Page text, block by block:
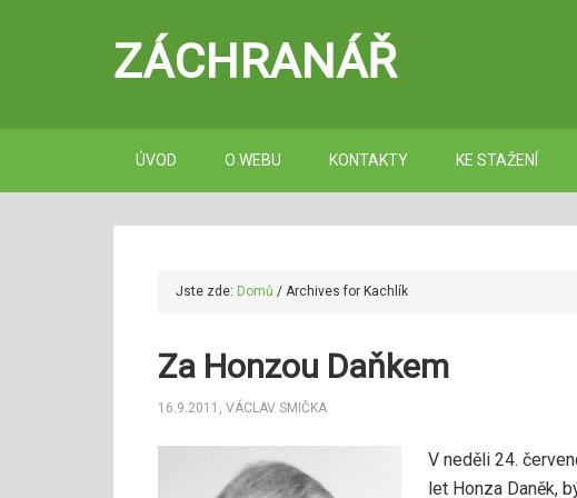
ZÁCHRANÁŘ
ÚVOD O WEBU KONTAKTY KE STAŽENÍ
Jste zde: Domů / Archives for Kachlík
Za Honzou Daňkem
16.9.2011 , VÁCLAV SMIČKA
V neděli 24.
let Honza Daněk,